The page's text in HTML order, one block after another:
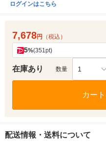
ログインはこちら
7,678円 （税込）
5%(351pt)
在庫あり 数量 1
カー
配送情報・送料について